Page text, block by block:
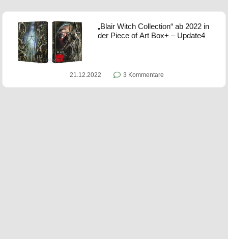
„Blair Witch Collection“ ab 2022 in
der Piece of Art Box+ – Update4
21.12.2022 3 Kommentare